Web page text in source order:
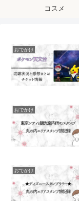
コスメ
おでかけ
おでかけ
おでかけ